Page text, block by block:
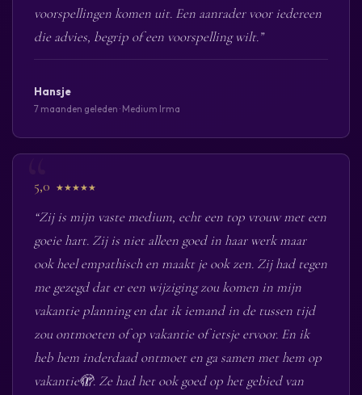
voorspellingen komen uit. Een aanrader voor iedereen
die advies, begrip of een voorspelling wilt.”
Hansje
7 maanden geleden · Medium Irma
5,0 ★★★★★
“Zij is mijn vaste medium, echt een top vrouw met een
goeie hart. Zij is niet alleen goed in haar werk maar
ook heel empathisch en maakt je ook zen. Zij had tegen
me gezegd dat er een wijziging zou komen in mijn
vakantie planning en dat ik iemand in de tussen tijd
zou ontmoeten of op vakantie of ietsje ervoor. En ik
heb hem inderdaad ontmoet en ga samen met hem op
vakantie🫣. Ze had het ook goed op het gebied van